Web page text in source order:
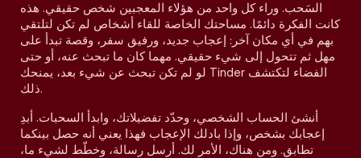
السَحب. وراء كل واحد من هؤلاء المعجبين شخص حقيقي. هذه
كانت الفكرة دائمًا. مساحتك الخاصة للقاء أشخاص لم تكن لتلتقي
بهم في أي مكان آخر: إعجاب جديد، ورفيق سفر، وقصة تبدأ على
مهل ثم تتحول إلى شيء حقيقي. مهما كان ما تبحث عنه، أو حتى
لو لم تكن تبحث عن شيء بعد، يمنحك Tinder الفضاء لتكتشف
ذلك.
أنشئ الحساب الشخصي، وحدّد تفضيلاتك، وابدأ السحبات. أبدِ
إعجابك بشخص، وإذا بادلك الإعجاب فهذا يعني أنه حصل بينكما
تطابق. ومن هناك، الأمر لك. أرسل رسالة، وخطّط لشيء ما،